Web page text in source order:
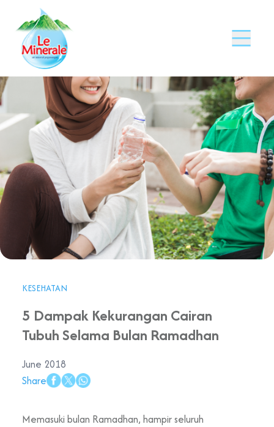
KESEHATAN
5 Dampak Kekurangan Cairan
Tubuh Selama Bulan Ramadhan
June 2018
Share
Memasuki bulan Ramadhan, hampir seluruh